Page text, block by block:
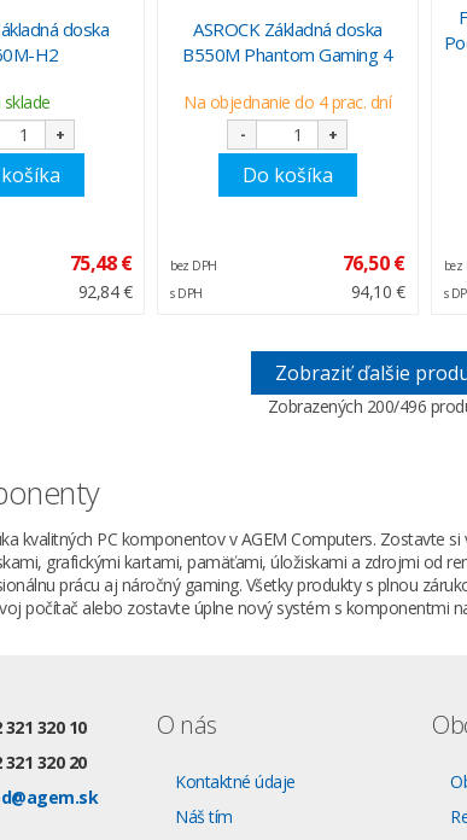
doska
H2
+
75,48 €
92,84 €
ASROCK Základná doska
B550M Phantom Gaming 4
Na objednanie do 4 prac. dní
- +
Do košíka
bez DPH 76,50 €
s DPH 94,10 €
bez
s
Zobraziť ďalšie
Zobrazených 200/496
kvalitných PC komponentov v AGEM Computers. Zostavte
grafickými kartami, pamäťami, úložiskami a zdrojmi od
prácu aj náročný gaming. Všetky produkty s plnou
počítač alebo zostavte úplne nový systém s komponentmi
321 320 10
321 320 20
O nás
Kontaktné údaje
Náš tím